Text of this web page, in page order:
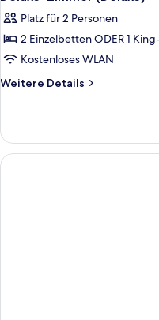
Platz für 2 Personen
2 Einzelbetten ODER 1
Kostenloses WLAN
Weitere Details
Weitere
Zimmer
(Deluxe)